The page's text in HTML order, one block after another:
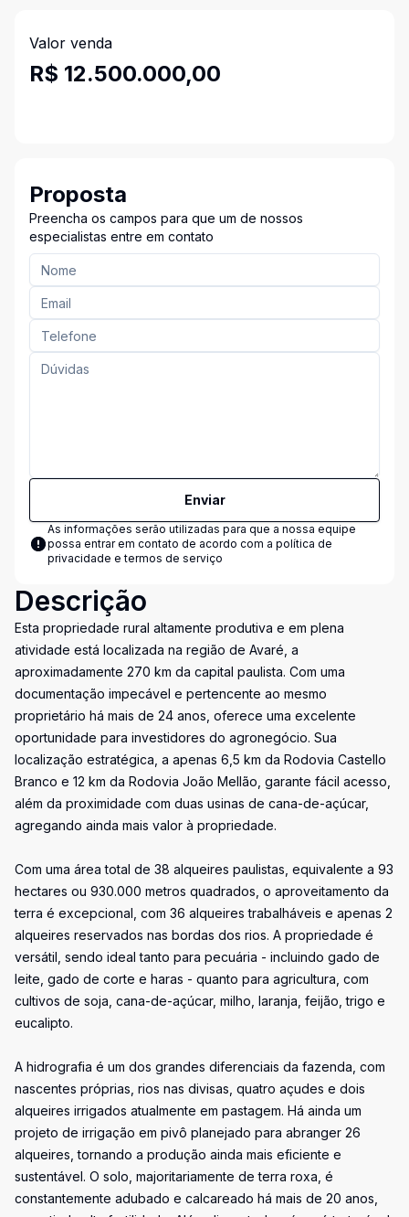
Valor venda
R$ 12.500.000,00
Proposta
Preencha os campos para que um de nossos
especialistas entre em contato
Enviar
As informações serão utilizadas para que a nossa equipe
possa entrar em contato de acordo com a política de
privacidade e termos de serviço
Descrição
Esta propriedade rural altamente produtiva e em plena
atividade está localizada na região de Avaré, a
aproximadamente 270 km da capital paulista. Com uma
documentação impecável e pertencente ao mesmo
proprietário há mais de 24 anos, oferece uma excelente
oportunidade para investidores do agronegócio. Sua
localização estratégica, a apenas 6,5 km da Rodovia Castello
Branco e 12 km da Rodovia João Mellão, garante fácil acesso,
além da proximidade com duas usinas de cana-de-açúcar,
agregando ainda mais valor à propriedade.
Com uma área total de 38 alqueires paulistas, equivalente a 93
hectares ou 930.000 metros quadrados, o aproveitamento da
terra é excepcional, com 36 alqueires trabalháveis e apenas 2
alqueires reservados nas bordas dos rios. A propriedade é
versátil, sendo ideal tanto para pecuária - incluindo gado de
leite, gado de corte e haras - quanto para agricultura, com
cultivos de soja, cana-de-açúcar, milho, laranja, feijão, trigo e
eucalipto.
A hidrografia é um dos grandes diferenciais da fazenda, com
nascentes próprias, rios nas divisas, quatro açudes e dois
alqueires irrigados atualmente em pastagem. Há ainda um
projeto de irrigação em pivô planejado para abranger 26
alqueires, tornando a produção ainda mais eficiente e
sustentável. O solo, majoritariamente de terra roxa, é
constantemente adubado e calcareado há mais de 20 anos,